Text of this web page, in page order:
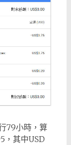
79小時，算
，其中USD